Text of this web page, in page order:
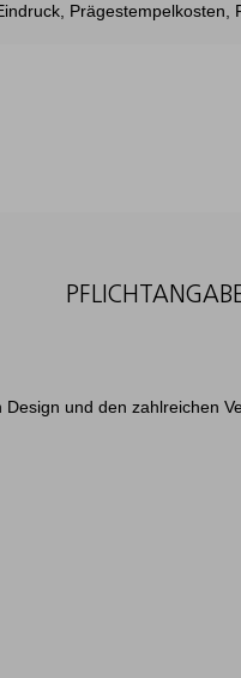
Prägestempelkosten,
und den zahlreichen